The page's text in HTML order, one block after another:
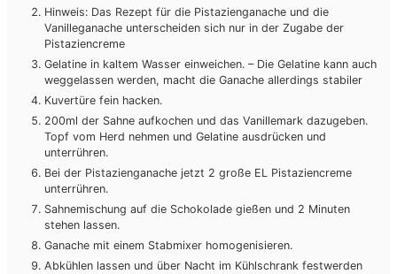
Hinweis: Das Rezept für die Pistazienganache und die
Vanilleganache unterscheiden sich nur in der Zugabe der
Pistaziencreme
Gelatine in kaltem Wasser einweichen. – Die Gelatine kann auch
weggelassen werden, macht die Ganache allerdings stabiler
Kuvertüre fein hacken.
200ml der Sahne aufkochen und das Vanillemark dazugeben.
Topf vom Herd nehmen und Gelatine ausdrücken und
unterrühren.
Bei der Pistazienganache jetzt 2 große EL Pistaziencreme
unterrühren.
Sahnemischung auf die Schokolade gießen und 2 Minuten
stehen lassen.
Ganache mit einem Stabmixer homogenisieren.
Abkühlen lassen und über Nacht im Kühlschrank festwerden